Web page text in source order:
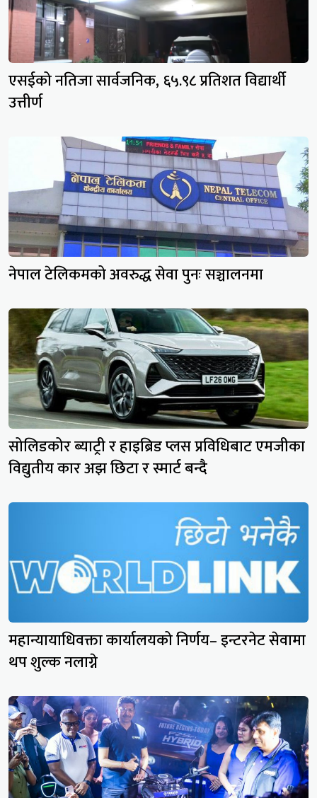
एसईको नतिजा सार्वजनिक, ६५.९८ प्रतिशत विद्यार्थी
उत्तीर्ण
नेपाल टेलिकमको अवरुद्ध सेवा पुनः सञ्चालनमा
सोलिडकोर ब्याट्री र हाइब्रिड प्लस प्रविधिबाट एमजीका
विद्युतीय कार अझ छिटा र स्मार्ट बन्दै
महान्यायाधिवक्ता कार्यालयको निर्णय– इन्टरनेट सेवामा
थप शुल्क नलाग्ने